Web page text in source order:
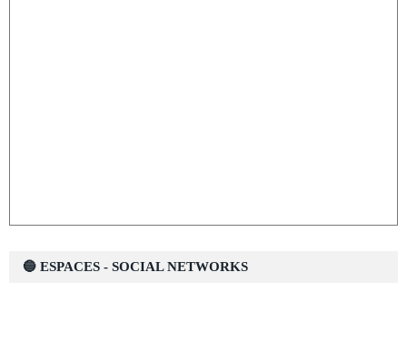
🔵 ESPACES - SOCIAL NETWORKS